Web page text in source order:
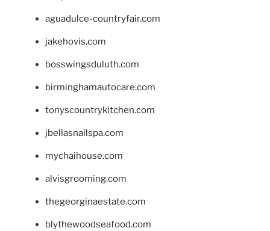
aguadulce-countryfair.com
jakehovis.com
bosswingsduluth.com
birminghamautocare.com
tonyscountrykitchen.com
jbellasnailspa.com
mychaihouse.com
alvisgrooming.com
thegeorginaestate.com
blythewoodseafood.com